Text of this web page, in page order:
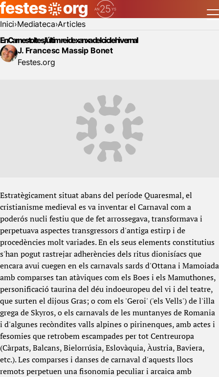
Inici Mediateca Articles
En Carnestoltes, l'últim rei de xanxa del cicle hivernal
J. Francesc Massip Bonet
Festes.org
Estratègicament situat abans del període Quaresmal, el
cristianisme medieval es va inventar el Carnaval com a
poderós nucli festiu que de fet arrossegava, transformava i
perpetuava aspectes transgressors d'antiga estirp i de
procedències molt variades. En els seus elements constitutius
s'han pogut rastrejar adherències dels ritus dionisíacs que
encara avui cuegen en els carnavals sards d'Ottana i Mamoiada
amb comparses tan atàviques com els Boes i els Mamuthones,
personificació taurina del déu indoeuropeu del vi i del teatre,
que surten el dijous Gras; o com els 'Geroi' ('els Vells') de l'illa
grega de Skyros, o els carnavals de les muntanyes de Romania
i d'algunes recòndites valls alpines o pirinenques, amb actes i
fesomies que retrobem escampades per tot Centreuropa
(Càrpats, Balcans, Bielorrúsia, Eslovàquia, Àustria, Baviera,
etc.). Les comparses i danses de carnaval d'aquests llocs
remots perpetuen una fisonomia peculiar i arcaica amb